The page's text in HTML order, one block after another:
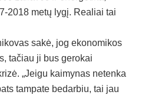
2018 metų lygį. Realiai tai
sakė, jog ekonomikos
tačiau ji bus gerokai
„Jeigu kaimynas netenka
tampate bedarbiu, tai jau